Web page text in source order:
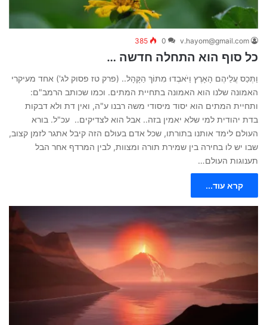
v.hayom@gmail.com
0
385
כל סוף הוא התחלה חדשה …
וַתְּכַס עֲלֵיהֶם הָאָרֶץ וַיֹּאבְדוּ מִתּוֹךְ הַקָּהָל.. (פרק טז פסוק לג') אחד מעיקרי
האמונה שלנו הוא האמונה בתחיית המתים. וכמו שכותב הרמב"ם:
ותחיית המתים הוא יסוד מיסודי משה רבנו ע"ה, ואין דת ולא דבקות
בדת יהודית למי שלא יאמין בזה.. אבל הוא לצדיקים.. עכ"ל. בורא
העולם לימד אותנו בתורתו, שכל אדם בעולם הזה קיבל אתגר לזמן קצוב,
שבו יש לו בחירה בין שמירת תורה ומצוות, לבין המרדף אחר הבל
תענוגות העולם…
קרא עוד...